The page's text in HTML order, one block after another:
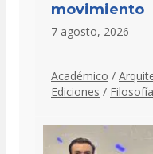
movimiento
7 agosto, 2026
Académico /
Ediciones / Filosofía